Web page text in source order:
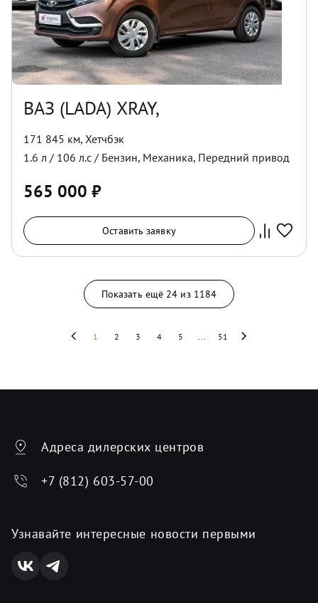
ВАЗ (LADA) XRAY,
171 845 км, Хетчбэк
1.6 л / 106 л.с / Бензин, Механика, Передний привод
565 000 ₽
Оставить заявку
Показать ещё 24 из 1184
1 2 3 4 5 51
Адреса дилерских центров
+7 (812) 603-57-00
Узнавайте интересные новости первыми